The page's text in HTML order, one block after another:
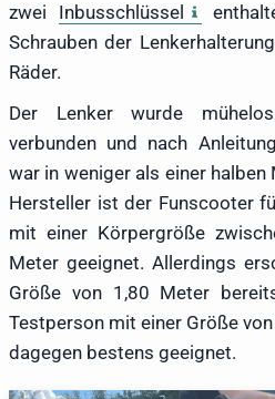
zwei Inbusschlüssel
Schrauben der
Räder.
Der Lenker wurde
verbunden und nach
war in weniger als einer
Hersteller ist der Funscooter
mit einer Körpergröße
Meter geeignet. Allerdings
Größe von 1,80 Meter
Testperson mit einer Größe
dagegen bestens geeignet.